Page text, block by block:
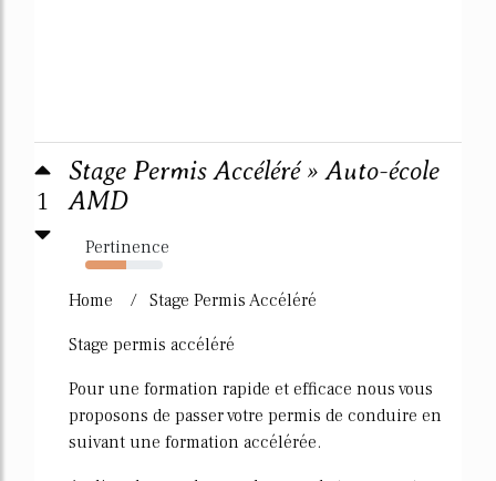
1
Stage Permis Accéléré » Auto-école
AMD
Pertinence
53%
Home / Stage Permis Accéléré
Stage permis accéléré
Pour une formation rapide et efficace nous vous
proposons de passer votre permis de conduire en
suivant une formation accélérée.